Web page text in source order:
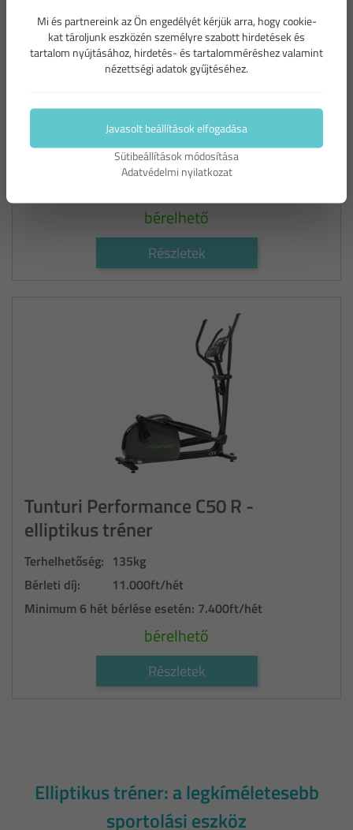
Tunturi FitCross 50 - elliptikus tréner
Terhelhetőség: 135kg
10.500ft/hét
bérelhető
Részletek
Tunturi Performance C50 R -
elliptikus tréner
Terhelhetőség: 135kg
Bérleti díj:
11.000ft/hét
Minimum 6 hét bérlése esetén: 7.400ft/hét
bérelhető
Részletek
Elliptikus tréner: a legkíméletesebb
sportolási eszköz
Mi és partnereink az Ön engedélyét kérjük arra, hogy cookie-
kat tároljunk eszközén személyre szabott hirdetések és
tartalom nyújtásához, hirdetés- és tartalomméréshez valamint
nézettségi adatok gyűjtéséhez.
Javasolt beállítások elfogadása
Sütibeállítások módosítása
Adatvédelmi nyilatkozat